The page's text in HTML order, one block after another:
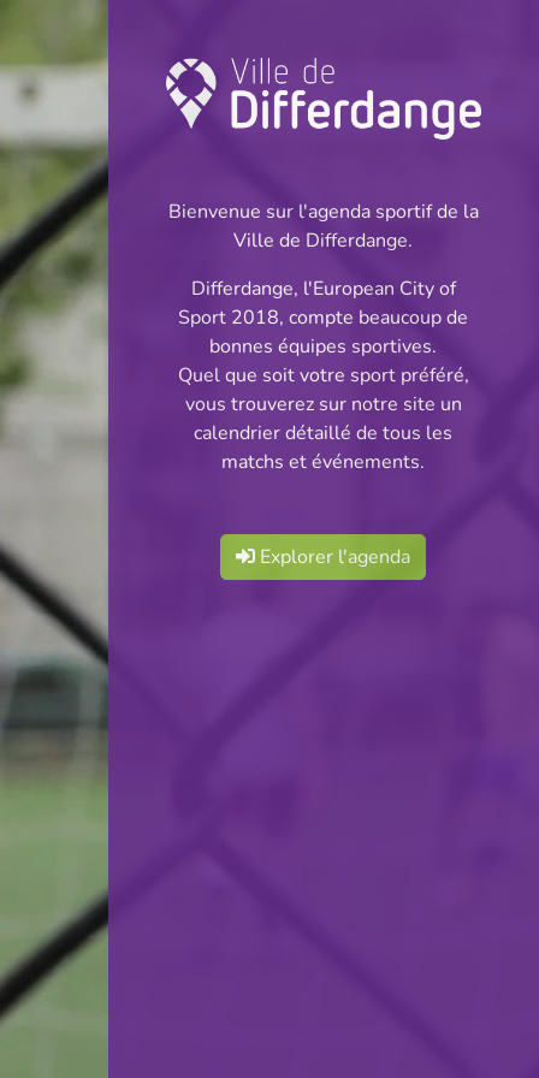
Championnat:
INFOS
28.04.2024
16:00
Stade Jos Haupert (Terrain
synthétique)
Partager
Cadets Cl 2 S 2
Bienvenue sur l'agenda sportif de la
Ville de Differdange.
Differdange, l'European City of
Sport 2018, compte beaucoup de
bonnes équipes sportives.
Quel que soit votre sport préféré,
vous trouverez sur notre site un
calendrier détaillé de tous les
matchs et événements.
Explorer l'agenda